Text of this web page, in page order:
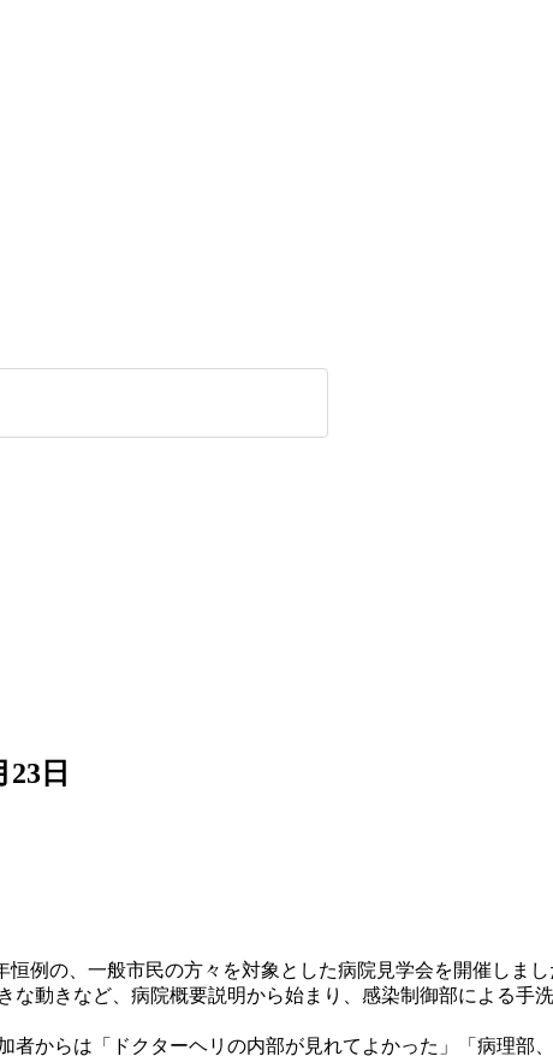
23日
例の、一般市民の方々を対象とした病院見学会を開催しまし
な動きなど、病院概要説明から始まり、感染制御部による手
からは「ドクターヘリの内部が見れてよかった」「病理部